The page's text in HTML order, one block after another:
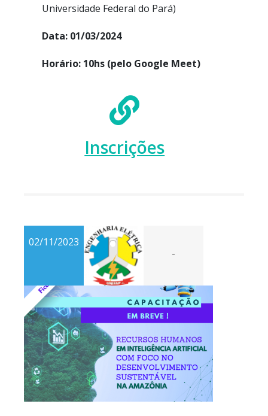
Universidade Federal do Pará)
Data: 01/03/2024
Horário: 10hs (pelo Google Meet)
Inscrições
02/11/2023
-